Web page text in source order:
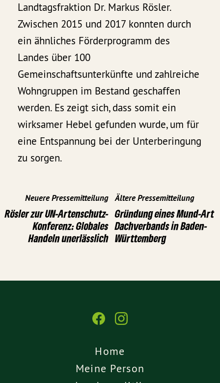
Landtagsfraktion Dr. Markus Rösler.
Zwischen 2015 und 2017 konnten durch
ein ähnliches Förderprogramm des
Landes über 100
Gemeinschaftsunterkünfte und zahlreiche
Wohngruppen im Bestand geschaffen
werden. Es zeigt sich, dass somit ein
wirksamer Hebel gefunden wurde, um für
eine Entspannung bei der Unterberingung
zu sorgen.
Neuere Pressemitteilung
Rösler zur UN-Artenschutz-
Konferenz: Globales
Handeln unerlässlich
Ältere Pressemitteilung
Gründung eines Mund-Art
Dachverbands in Baden-
Württemberg
Home
Meine Person